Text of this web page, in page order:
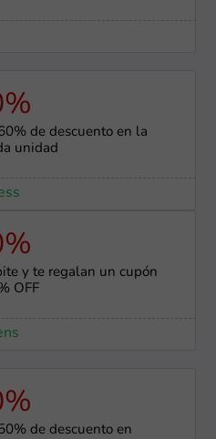
de descuento en la
unidad
y te regalan un cupón
OFF
de descuento en